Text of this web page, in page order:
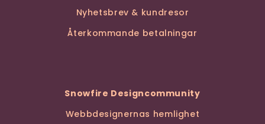
Nyhetsbrev & kundresor
Återkommande betalningar
Snowfire Designcommunity
Webbdesignernas hemlighet